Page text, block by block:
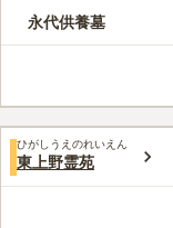
の花をたむけ
桃やさくらの
されます。こ
永代供養墓
ひがしうえのれいえん
東上野霊苑